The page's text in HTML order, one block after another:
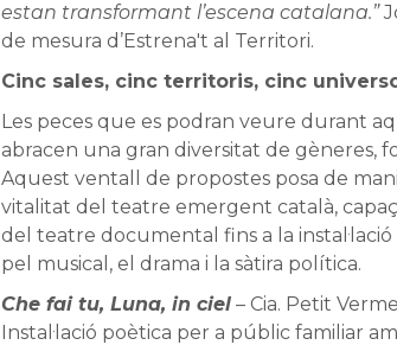
estan transformant l’escena catalana.”
de mesura d’Estrena't al Territori.
Cinc sales, cinc territoris, cinc
Les peces que es podran veure durant
abracen una gran diversitat de gèneres,
Aquest ventall de propostes posa de
vitalitat del teatre emergent català,
del teatre documental fins a la instal·lació
pel musical, el drama i la sàtira política.
Che fai tu, Luna, in ciel– Cia. Petit
Instal·lació poètica per a públic familiar